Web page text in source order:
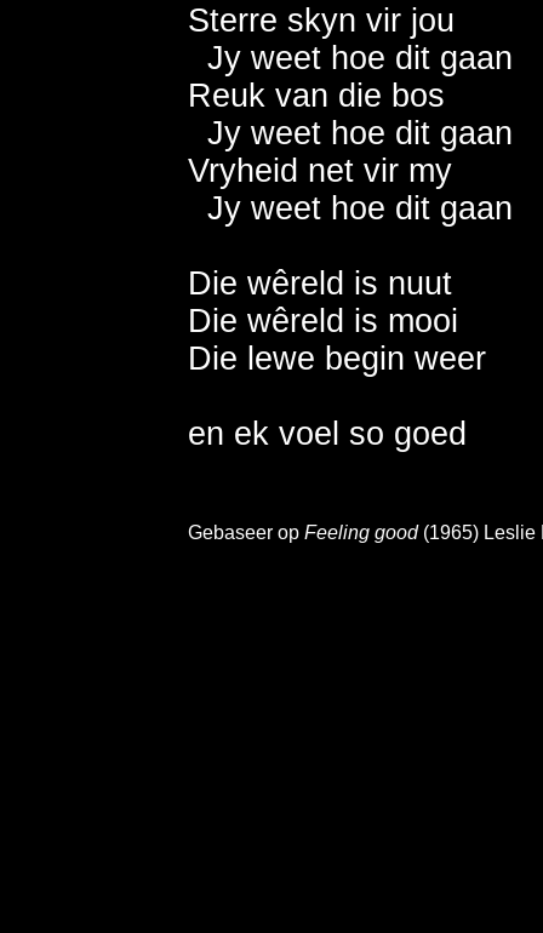
Sterre skyn vir jou
Jy weet hoe dit
Reuk van die
Jy weet hoe dit
Vryheid net vir my
Jy weet hoe dit
Die wêreld is
Die wêreld is
Die lewe begin weer
en ek voel so goed
Gebaseer op Feeling good(1965) Leslie